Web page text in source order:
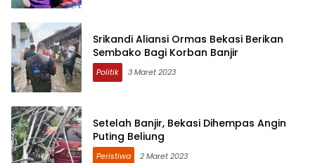
Srikandi Aliansi Ormas Bekasi Berikan
Sembako Bagi Korban Banjir
Politik 3 Maret 2023
Setelah Banjir, Bekasi Dihempas Angin
Puting Beliung
Peristiwa 2 Maret 2023